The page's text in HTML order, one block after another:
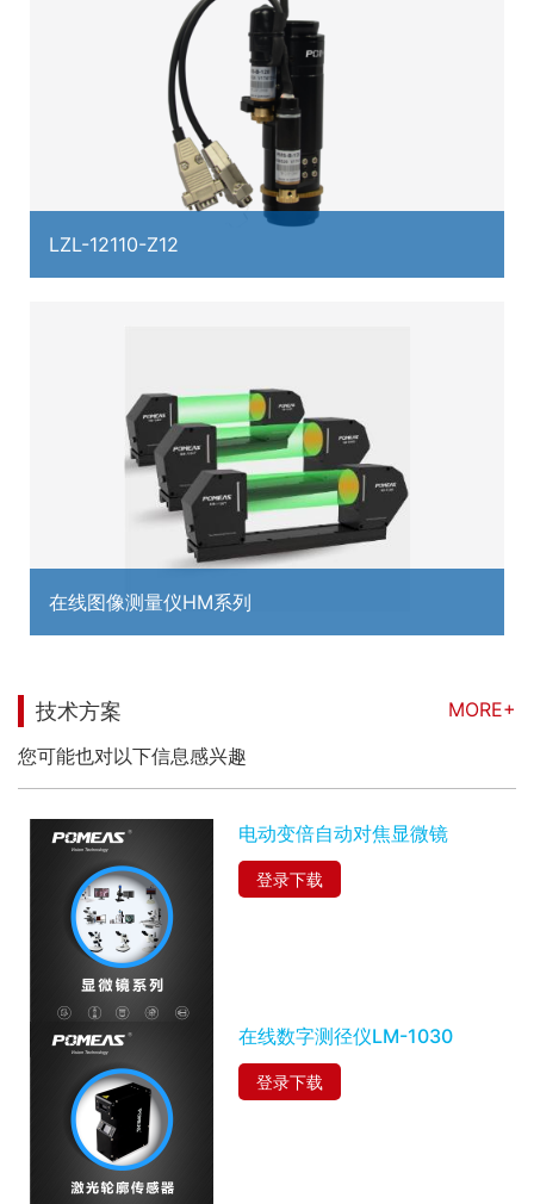
LZL-12110-Z12
在线图像测量仪HM系列
技术方案
MORE+
您可能也对以下信息感兴趣
电动变倍⾃动对焦显微镜
登录下载
在线数字测径仪LM-1030
登录下载